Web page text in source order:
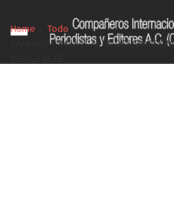
Home
Todo
CAMINATA “#43X43. NI UN